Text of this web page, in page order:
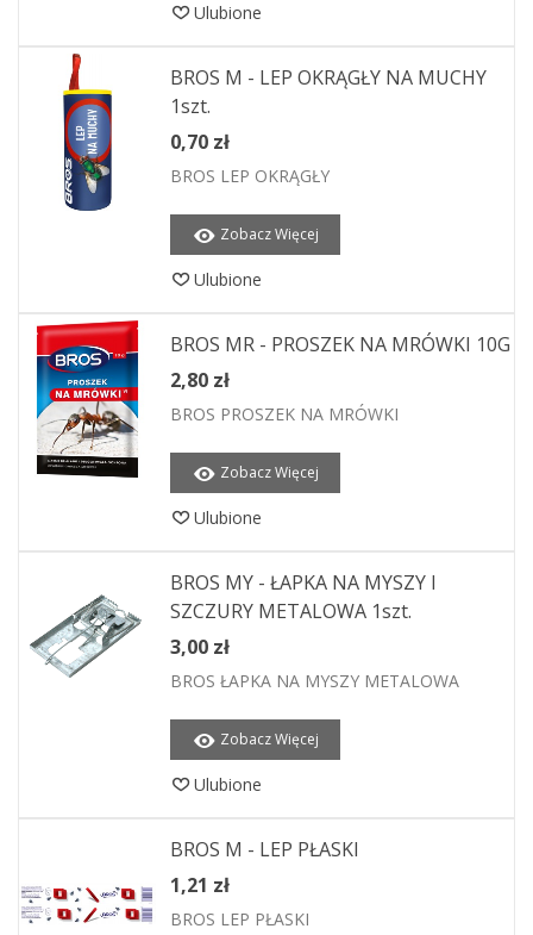
Ulubione
BROS M - LEP OKRĄGŁY NA MUCHY
1szt.
0,70 zł
BROS LEP OKRĄGŁY
Zobacz Więcej
Ulubione
BROS MR - PROSZEK NA MRÓWKI 10G
2,80 zł
BROS PROSZEK NA MRÓWKI
Zobacz Więcej
Ulubione
BROS MY - ŁAPKA NA MYSZY I
SZCZURY METALOWA 1szt.
3,00 zł
BROS ŁAPKA NA MYSZY METALOWA
Zobacz Więcej
Ulubione
BROS M - LEP PŁASKI
1,21 zł
BROS LEP PŁASKI